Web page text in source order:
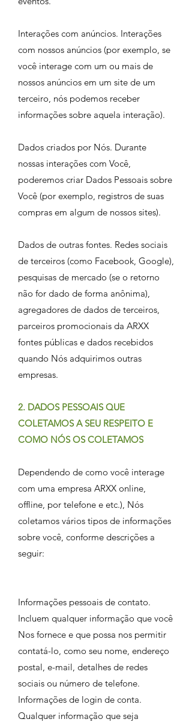
Interações com anúncios. Interações
com nossos anúncios (por exemplo, se
você interage com um ou mais de
nossos anúncios em um site de um
terceiro, nós podemos receber
informações sobre aquela interação).
Dados criados por Nós. Durante
nossas interações com Você,
poderemos criar Dados Pessoais sobre
Você (por exemplo, registros de suas
compras em algum de nossos sites).
Dados de outras fontes. Redes sociais
de terceiros (como Facebook, Google),
pesquisas de mercado (se o retorno
não for dado de forma anônima),
agregadores de dados de terceiros,
parceiros promocionais da ARXX
fontes públicas e dados recebidos
quando Nós adquirimos outras
empresas.
2. DADOS PESSOAIS QUE
COLETAMOS A SEU RESPEITO E
COMO NÓS OS COLETAMOS
Dependendo de como você interage
com uma empresa ARXX online,
offline, por telefone e etc.), Nós
coletamos vários tipos de informações
sobre você, conforme descrições a
seguir:
Informações pessoais de contato.
Incluem qualquer informação que você
Nos fornece e que possa nos permitir
contatá-lo, como seu nome, endereço
postal, e-mail, detalhes de redes
sociais ou número de telefone.
Informações de login de conta.
Qualquer informação que seja